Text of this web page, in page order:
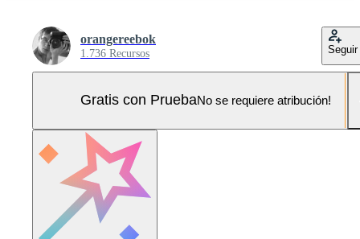
orangereebok
1.736 Recursos Seguir
Gratis con PruebaNo se requiere atribución!